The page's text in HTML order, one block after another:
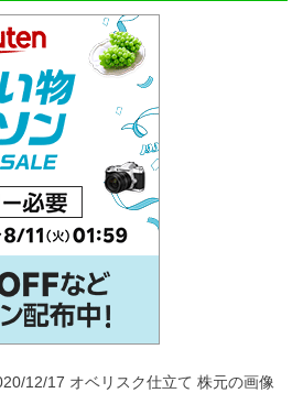
12/17 オベリスク仕立て 株元の画像